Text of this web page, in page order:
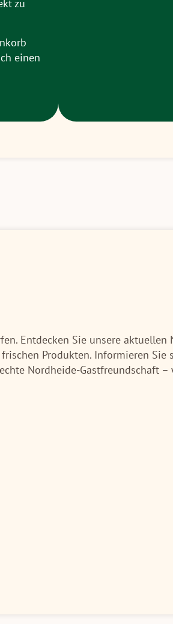
zu
einen
Entdecken Sie unsere aktuellen
Produkten. Informieren Sie
Nordheide-Gastfreundschaft